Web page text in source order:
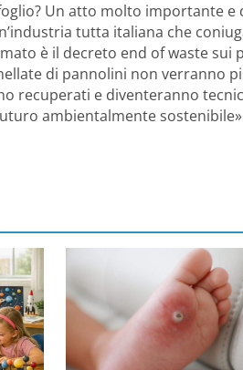
Un atto molto importante
tutta italiana che
è il decreto end of waste sui
di pannolini non verranno
recuperati e diventeranno
ambientalmente